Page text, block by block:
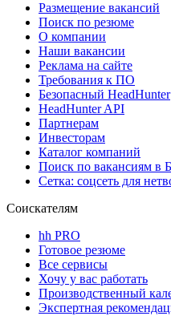
Размещение вакансий
Поиск по резюме
О компании
Наши вакансии
Реклама на сайте
Требования к ПО
Безопасный HeadHunter
HeadHunter API
Партнерам
Инвесторам
Каталог компаний
Поиск по вакансиям в
Сетка: соцсеть для
Соискателям
hh PRO
Готовое резюме
Все сервисы
Хочу у вас работать
Производственный
Экспертная